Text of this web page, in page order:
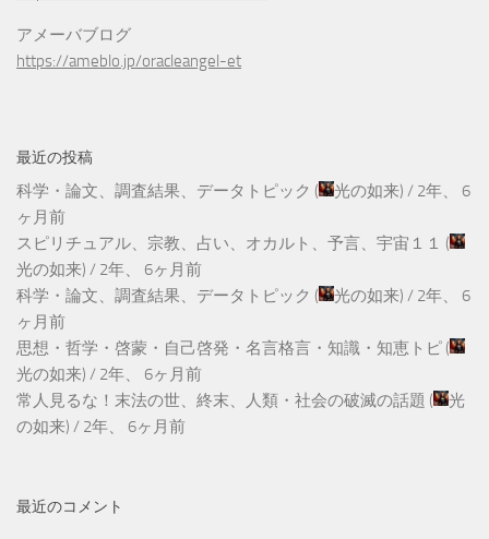
アメーバブログ
https://ameblo.jp/oracleangel-et
最近の投稿
科学・論文、調査結果、データトピック ( 光の如来) / 2年、 6
ヶ月前
スピリチュアル、宗教、占い、オカルト、予言、宇宙１１ (
光の如来) / 2年、 6ヶ月前
科学・論文、調査結果、データトピック ( 光の如来) / 2年、 6
ヶ月前
思想・哲学・啓蒙・自己啓発・名言格言・知識・知恵トピ (
光の如来) / 2年、 6ヶ月前
常人見るな！末法の世、終末、人類・社会の破滅の話題 (
光
の如来) / 2年、 6ヶ月前
最近のコメント